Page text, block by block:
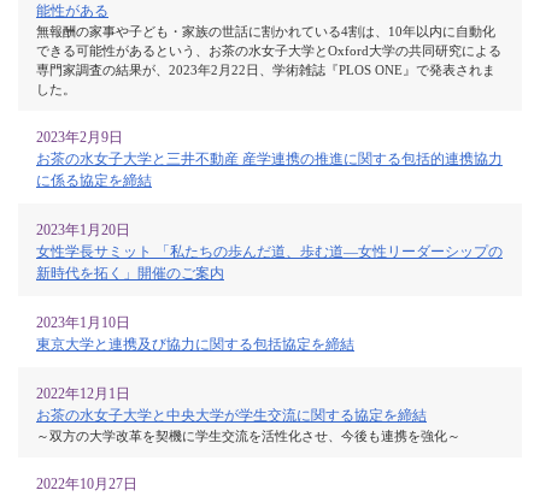
能性がある
無報酬の家事や子ども・家族の世話に割かれている4割は、10年以内に自動化
できる可能性があるという、お茶の水女子大学とOxford大学の共同研究による
専門家調査の結果が、2023年2月22日、学術雑誌『PLOS ONE』で発表されま
した。
2023年2月9日
お茶の水女子大学と三井不動産 産学連携の推進に関する包括的連携協力
に係る協定を締結
2023年1月20日
女性学長サミット 「私たちの歩んだ道、歩む道―女性リーダーシップの
新時代を拓く」開催のご案内
2023年1月10日
東京大学と連携及び協力に関する包括協定を締結
2022年12月1日
お茶の水女子大学と中央大学が学生交流に関する協定を締結
～双方の大学改革を契機に学生交流を活性化させ、今後も連携を強化～
2022年10月27日